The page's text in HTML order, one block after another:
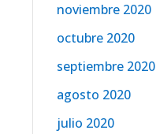
noviembre 2020
octubre 2020
septiembre 2020
agosto 2020
julio 2020